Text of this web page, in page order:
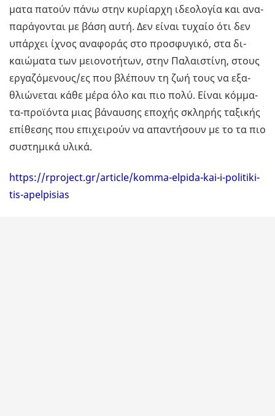
μα­τα πα­τούν πάνω στην κυ­ρί­αρ­χη ιδε­ο­λο­γία και ανα­
πα­ρά­γο­νται με βάση αυτή. Δεν είναι τυ­χαίο ότι δεν
υπάρ­χει ίχνος ανα­φο­ράς στο προ­σφυ­γι­κό, στα δι­
καιώ­μα­τα των μειο­νο­τή­των, στην Πα­λαι­στί­νη, στους
ερ­γα­ζό­με­νους/ες που βλέ­πουν τη ζωή τους να εξα­
θλιώ­νε­ται κάθε μέρα όλο και πιο πολύ. Είναι κόμ­μα­
τα-προ­ϊ­ό­ντα μιας βά­ναυ­σης επο­χής σκλη­ρής τα­ξι­κής
επί­θε­σης που επι­χει­ρούν να απα­ντή­σουν με το τα πιο
συ­στη­μι­κά υλικά.
https://rproject.gr/article/komma-elpida-kai-i-politiki-
tis-apelpisias